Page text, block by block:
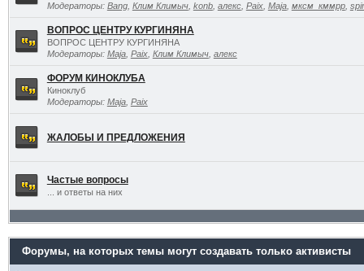
Модераторы: Bang, Клим Климыч, konb, алекс, Paix, Maja, мксм_кммрр,
ВОПРОС ЦЕНТРУ КУРГИНЯНА
ВОПРОС ЦЕНТРУ КУРГИНЯНА
Модераторы: Maja, Paix, Клим Климыч, алекс
ФОРУМ КИНОКЛУБА
Киноклуб
Модераторы: Maja, Paix
ЖАЛОБЫ И ПРЕДЛОЖЕНИЯ
Частые вопросы
... и ответы на них
Форумы, на которых темы могут создавать только активисты